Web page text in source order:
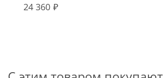
24 360